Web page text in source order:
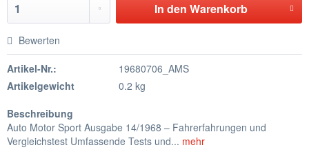
In den Warenkorb
Bewerten
Artikel-Nr.:
19680706_AMS
Artikelgewicht
0.2 kg
Beschreibung
Auto Motor Sport Ausgabe 14/1968 – Fahrerfahrungen und
Vergleichstest Umfassende Tests und... mehr